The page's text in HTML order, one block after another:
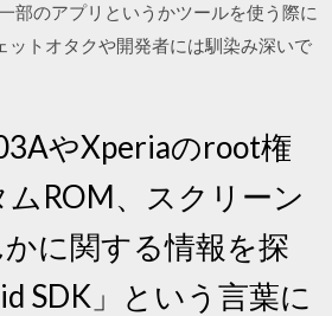
部のアプリというかツールを使う際に
ットオタクや開発者には馴染み深いで
やXperiaのroot権
ROM、スクリーン
に関する情報を探
SDK」という言葉に